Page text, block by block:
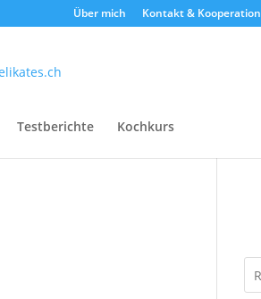
Über mich Kontakt & Kooperation
Testberichte Kochkurs